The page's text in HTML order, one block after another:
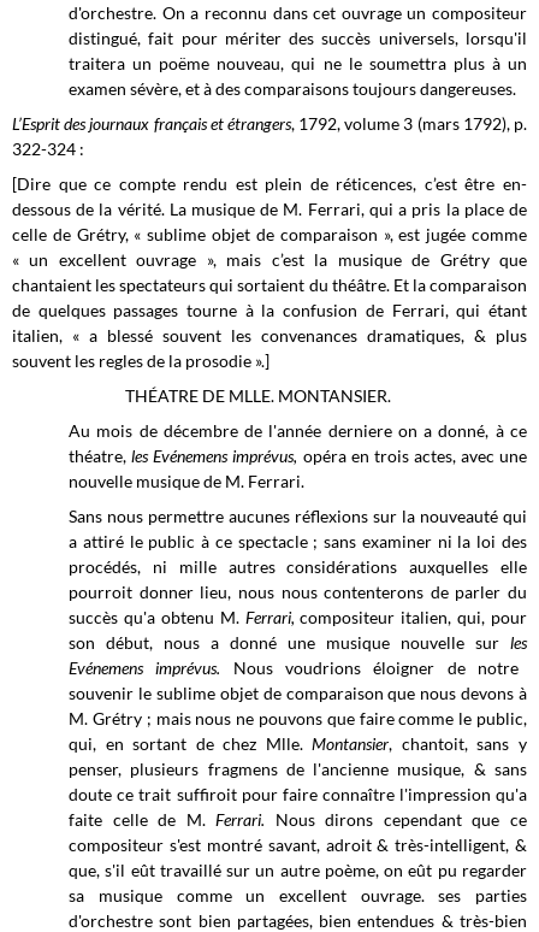
d'orchestre. On a reconnu dans cet ouvrage un compositeur
distingué, fait pour mériter des succès universels, lorsqu'il
traitera un poëme nouveau, qui ne le soumettra plus à un
examen sévère, et à des comparaisons toujours dangereuses.
L’Esprit des journaux français et étrangers, 1792, volume 3 (mars 1792), p.
322-324 :
[Dire que ce compte rendu est plein de réticences, c’est être en-
dessous de la vérité. La musique de M. Ferrari, qui a pris la place de
celle de Grétry, « sublime objet de comparaison », est jugée comme
« un excellent ouvrage », mais c’est la musique de Grétry que
chantaient les spectateurs qui sortaient du théâtre. Et la comparaison
de quelques passages tourne à la confusion de Ferrari, qui étant
italien, « a blessé souvent les convenances dramatiques, & plus
souvent les regles de la prosodie ».]
THÉATRE DE MLLE. MONTANSIER.
Au mois de décembre de l'année derniere on a donné, à ce
théatre,les Evénemens imprévus, opéra en trois actes, avec une
nouvelle musique de M. Ferrari.
Sans nous permettre aucunes réflexions sur la nouveauté qui
a attiré le public à ce spectacle ; sans examiner ni la loi des
procédés, ni mille autres considérations auxquelles elle
pourroit donner lieu, nous nous contenterons de parler du
succès qu'a obtenu M. Ferrari,compositeur italien, qui, pour
son début, nous a donné une musique nouvelle sur les
Evénemens imprévus. Nous voudrions éloigner de notre
souvenir le sublime objet de comparaison que nous devons à
M. Grétry ; mais nous ne pouvons que faire comme le public,
qui, en sortant de chez Mlle.Montansier, chantoit, sans y
penser, plusieurs fragmens de l'ancienne musique, & sans
doute ce trait suffiroit pour faire connaître l'impression qu'a
faite celle de M.Ferrari. Nous dirons cependant que ce
compositeur s'est montré savant, adroit & très-intelligent, &
que, s'il eût travaillé sur un autre poème, on eût pu regarder
sa musique comme un excellent ouvrage. ses parties
d'orchestre sont bien partagées, bien entendues & très-bien